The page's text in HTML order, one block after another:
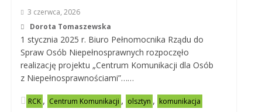
3 czerwca, 2026
Dorota Tomaszewska
1 stycznia 2025 r. Biuro Pełnomocnika Rządu do
Spraw Osób Niepełnosprawnych rozpoczęło
realizację projektu „Centrum Komunikacji dla Osób
z Niepełnosprawnościami”……
RCK , Centrum Komunikacji , olsztyn , komunikacja